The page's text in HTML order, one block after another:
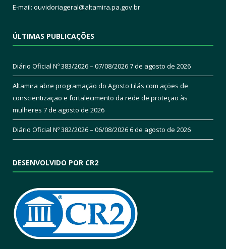
E-mail: ouvidoriageral@altamira.pa.gov.br
ÚLTIMAS PUBLICAÇÕES
Diário Oficial Nº 383/2026 – 07/08/20267 de agosto de 2026
Altamira abre programação do Agosto Lilás com ações de
conscientização e fortalecimento da rede de proteção às
mulheres 7 de agosto de 2026
Diário Oficial Nº 382/2026 – 06/08/20266 de agosto de 2026
DESENVOLVIDO POR CR2